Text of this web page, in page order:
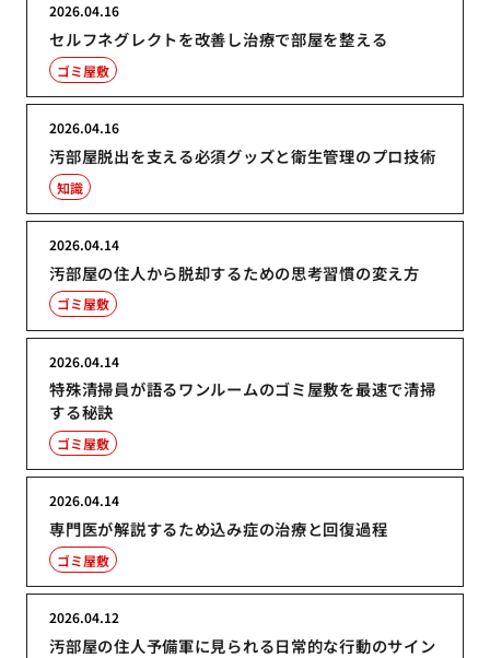
セルフネグレクトを改善し治療で部屋を整える
2026.04.16
ゴミ屋敷
汚部屋脱出を支える必須グッズと衛生管理のプロ技術
2026.04.16
知識
汚部屋の住人から脱却するための思考習慣の変え方
2026.04.14
ゴミ屋敷
特殊清掃員が語るワンルームのゴミ屋敷を最速で清掃
する秘訣
2026.04.14
ゴミ屋敷
専門医が解説するため込み症の治療と回復過程
2026.04.14
ゴミ屋敷
汚部屋の住人予備軍に見られる日常的な行動のサイン
2026.04.12